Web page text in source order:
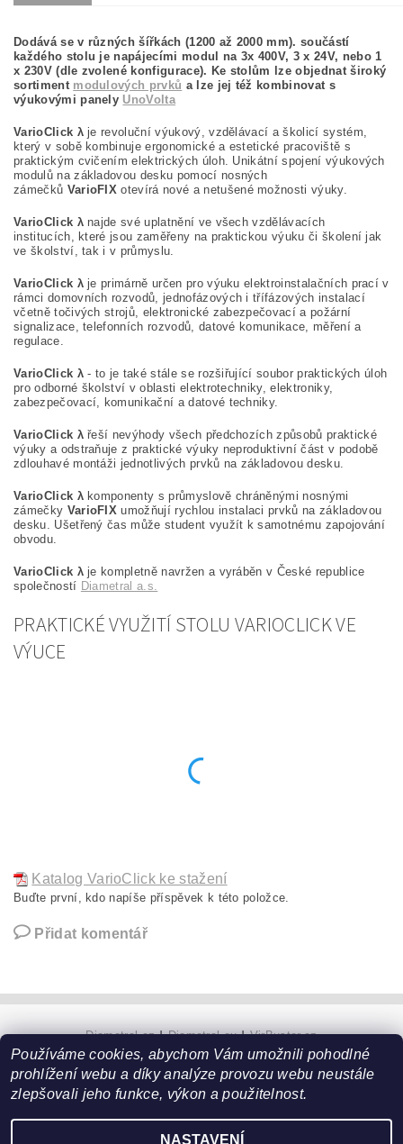
Dodává se v různých šířkách (1200 až 2000 mm). součástí
každého stolu je napájecími modul na 3x 400V, 3 x 24V, nebo 1
x 230V (dle zvolené konfigurace). Ke stolům lze objednat široký
sortiment modulových prvků a lze jej též kombinovat s
výukovými panely UnoVolta
VarioClick λ je revoluční výukový, vzdělávací a školicí systém,
který v sobě kombinuje ergonomické a estetické pracoviště s
praktickým cvičením elektrických úloh. Unikátní spojení výukových
modulů na základovou desku pomocí nosných
zámečků VarioFIX otevírá nové a netušené možnosti výuky.
VarioClick λ najde své uplatnění ve všech vzdělávacích
institucích, které jsou zaměřeny na praktickou výuku či školení jak
ve školství, tak i v průmyslu.
VarioClick λ je primárně určen pro výuku elektroinstalačních prací v
rámci domovních rozvodů, jednofázových i třífázových instalací
včetně točivých strojů, elektronické zabezpečovací a požární
signalizace, telefonních rozvodů, datové komunikace, měření a
regulace.
VarioClick λ - to je také stále se rozšiřující soubor praktických úloh
pro odborné školství v oblasti elektrotechniky, elektroniky,
zabezpečovací, komunikační a datové techniky.
VarioClick λ řeší nevýhody všech předchozích způsobů praktické
výuky a odstraňuje z praktické výuky neproduktivní část v podobě
zdlouhavé montáži jednotlivých prvků na základovou desku.
VarioClick λ komponenty s průmyslově chráněnými nosnými
zámečky VarioFIX umožňují rychlou instalaci prvků na základovou
desku. Ušetřený čas může student využít k samotnému zapojování
obvodu.
VarioClick λ je kompletně navržen a vyráběn v České republice
společností Diametral a.s.
PRAKTICKÉ VYUŽITÍ STOLU VARIOCLICK VE
VÝUCE
Katalog VarioClick ke stažení
Buďte první, kdo napíše příspěvek k této položce.
Přidat komentář
Diametral.cz | Diametral.eu | VirBuster.cz
2026 ©Hobby technik, všechna práva vyhrazenaUpravit nastavení cookies
Vytvořil Shoptet
Používáme cookies, abychom Vám umožnili pohodlné
prohlížení webu a díky analýze provozu webu neustále
zlepšovali jeho funkce, výkon a použitelnost.
NASTAVENÍ